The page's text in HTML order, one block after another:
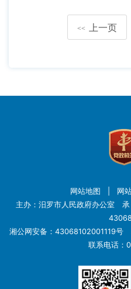
<< 上一页
网站地图 网
主办：汨罗市人民政府办公室
湘公网安备：43068102001119号
联系电话：